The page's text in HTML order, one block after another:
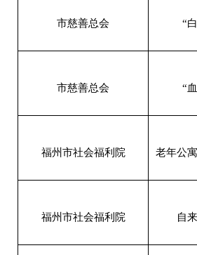
市慈善总会 “
市慈善总会 “
福州市社会福利院 老年公
福州市社会福利院 自